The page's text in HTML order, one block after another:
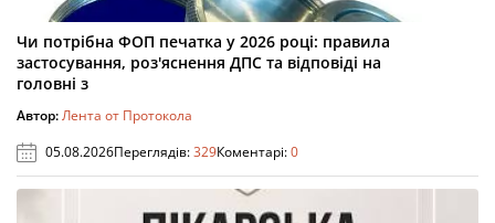
Чи потрібна ФОП печатка у 2026 році: правила
застосування, роз'яснення ДПС та відповіді на
головні з
Автор:Лента от Протокола
05.08.2026Переглядів:329Коментарі:0